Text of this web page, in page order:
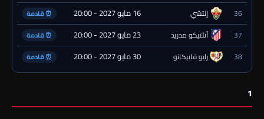
36 إلتشي 16 مايو 2027 - 20:00 ⏰ قادمة
37 أتلتيكو مدريد 23 مايو 2027 - 20:00 ⏰ قادمة
38 رايو فاييكانو 30 مايو 2027 - 20:00 ⏰ قادمة
1